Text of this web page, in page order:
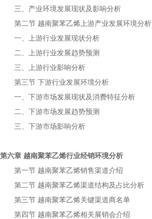
三、产业环境发展现状及影响分析
第二节 越南聚苯乙烯 上游产业发展环境分析
一、上游行业发展现状分析
二、上游行业发展趋势预测
三、上游行业影响分析
第三节 下游行业发展环境分析
一、下游市场发展现状及消费特征分析
二、下游市场发展趋势预测
三、下游市场影响分析
第六章 越南聚苯乙烯行业经销环境分析
第一节 越南聚苯乙烯销售渠道介绍
第二节 越南聚苯乙烯渠道结构及占比分析
第三节 越南聚苯乙烯关键渠道商名单
第四节 越南聚苯乙烯相关展销会介绍